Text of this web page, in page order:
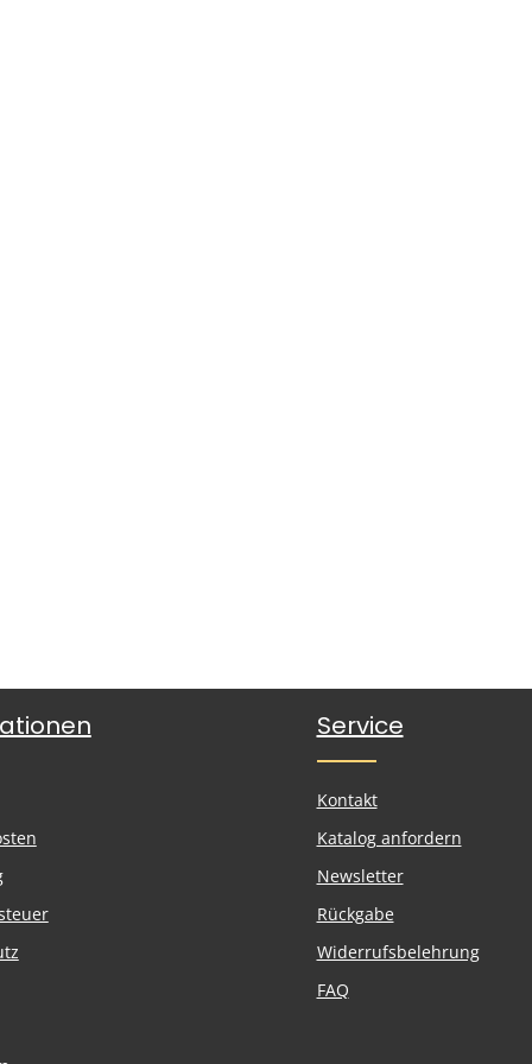
Service
Kontakt
Katalog anfordern
Newsletter
Rückgabe
Widerrufsbelehrung
FAQ